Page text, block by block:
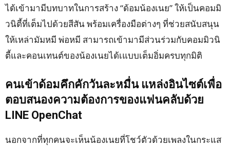
ได้เข้ามามีบทบาทในการสร้าง “ด้อมน้องเนย” ให้เป็นคอมมิ
วนิตี้ที่เต็มไปด้วยสีสัน พร้อมเครื่องมือต่างๆ ที่ช่วยสนับสนุน
ให้เหล่ามัมหมี พ่อหมี สามารถเข้ามามีส่วนร่วมกับคอมมิวนิ
ตี้และคอนเทนต์ของน้องเนยได้เแบบเต็มอิ่มครบทุกมิติ
คนเข้าด้อมคึกคักวันละหมื่น แหล่งอินไซต์เพื่อ
ตอบสนองความต้องการของแฟนคลับด้วย
LINE OpenChat
นอกจากที่ทุกคนจะเห็นน้องเนยที่โชว์ตัวด้วยเพลงในกระแส